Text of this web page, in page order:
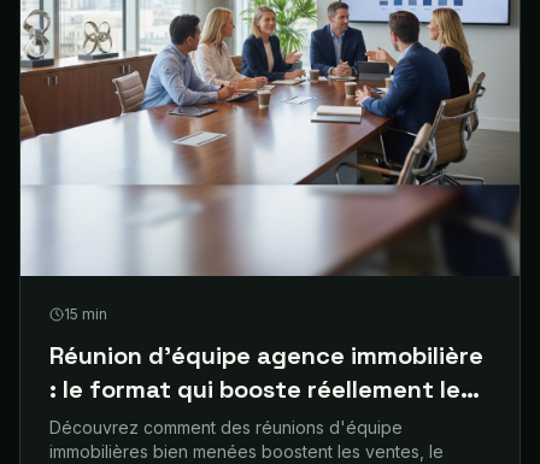
15 min
Réunion d'équipe agence immobilière
: le format qui booste réellement les
ventes
Découvrez comment des réunions d'équipe
immobilières bien menées boostent les ventes, le